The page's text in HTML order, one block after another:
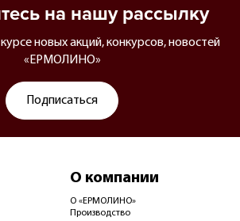
на нашу рассылку
новых акций, конкурсов, новостей
«ЕРМОЛИНО»
Подписаться
О компании
О «ЕРМОЛИНО»
Производство